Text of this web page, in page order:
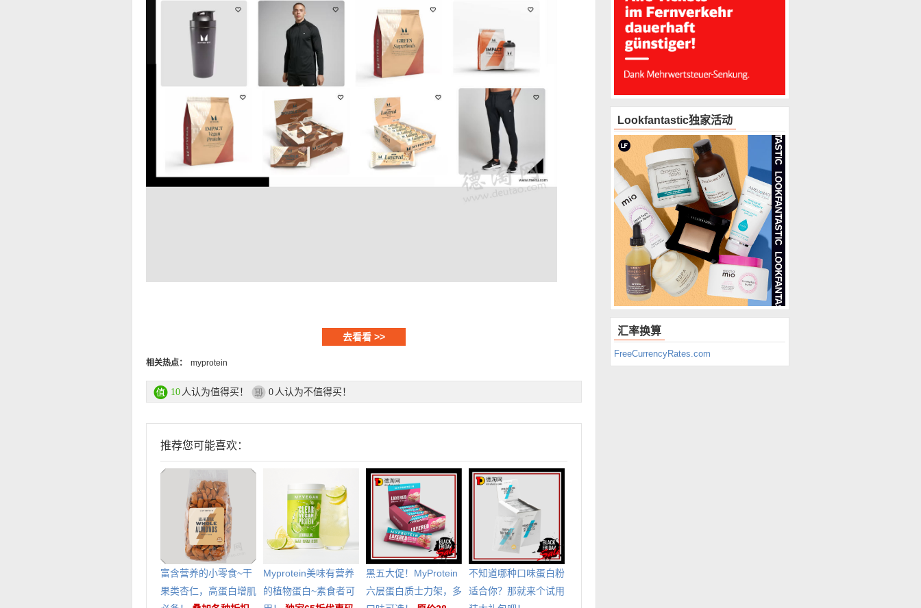
去看看 >>
相关热点： myprotein
10 人认为值得买！ 0 人认为不值得买！
推荐您可能喜欢：
富含营养的小零食~干
果类杏仁，高蛋白增肌
Myprotein美味有营养
的植物蛋白~素食者可
黑五大促！MyProtein
六层蛋白质士力架，多
不知道哪种口味蛋白粉
适合你？那就来个试用
Lookfantastic独家活动
汇率换算
FreeCurrencyRates.com